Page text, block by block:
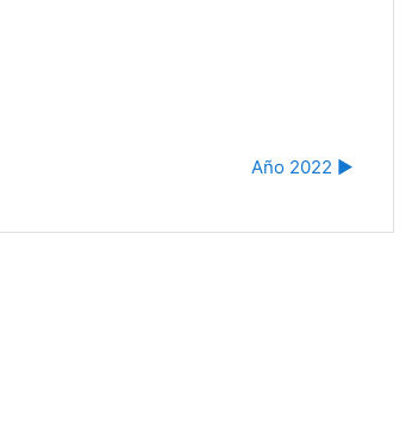
Año 2022 ▶︎